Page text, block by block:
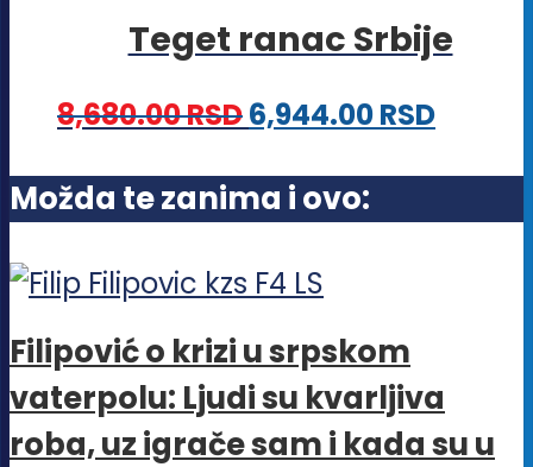
stranici
proizvoda.
varijanti.
mogu
biti
izabrane
stranici
proizvoda.
Teget ranac Srbije
8,680.00RSD6,944.00RSD
Možda te zanima i ovo:
Filipović o krizi u srpskom
vaterpolu: Ljudi su kvarljiva
roba, uz igrače sam i kada su u